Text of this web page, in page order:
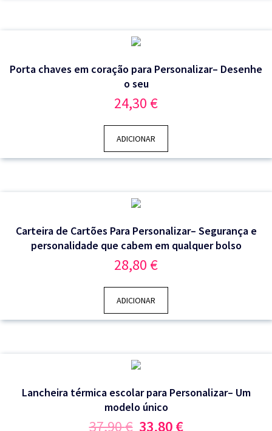
Porta chaves em coração para Personalizar– Desenhe
o seu
24,30 €
ADICIONAR
Carteira de Cartões Para Personalizar– Segurança e
personalidade que cabem em qualquer bolso
28,80 €
ADICIONAR
Lancheira térmica escolar para Personalizar– Um
modelo único
37,90€ O
33,80€O